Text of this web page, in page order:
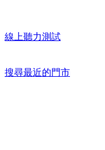
線上聽力測試
搜尋最近的門市